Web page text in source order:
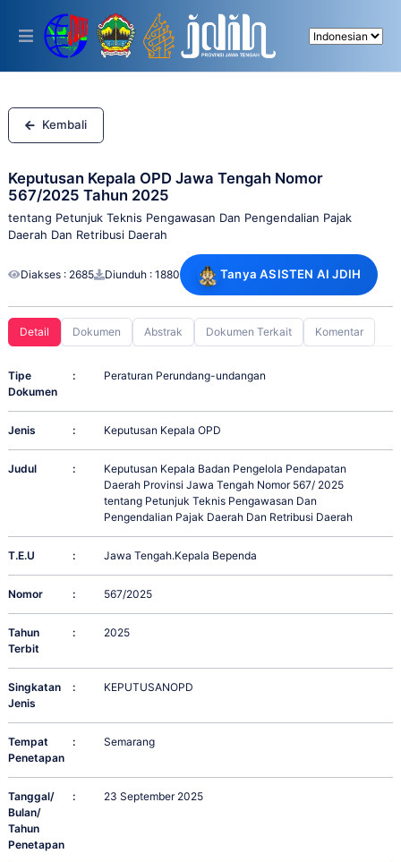
This
includes
accessibility
system.
Kembali
Keputusan Kepala OPD Jawa Tengah Nomor
567/2025 Tahun 2025
tentang Petunjuk Teknis Pengawasan Dan Pengendalian Pajak
Daerah Dan Retribusi Daerah
Diakses : 2685 Diunduh : 1880 Tanya ASISTEN AI JDIH
Detail Dokumen Abstrak Dokumen Terkait Komentar
Tipe
Dokumen
: Peraturan Perundang-undangan
Jenis : Keputusan Kepala OPD
Judul :
Keputusan Kepala Badan Pengelola Pendapatan
Daerah Provinsi Jawa Tengah Nomor 567/ 2025
tentang Petunjuk Teknis Pengawasan Dan
Pengendalian Pajak Daerah Dan Retribusi Daerah
T.E.U : Jawa Tengah.Kepala Bependa
Nomor : 567/2025
Tahun
Terbit
: 2025
Singkatan
Jenis
: KEPUTUSANOPD
Tempat
Penetapan
: Semarang
Tanggal/
Bulan/
Tahun
Penetapan
: 23 September 2025